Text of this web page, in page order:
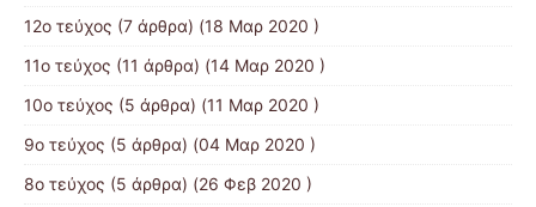
12ο τεύχος (7 άρθρα) (18 Μαρ 2020 )
11ο τεύχος (11 άρθρα) (14 Μαρ 2020 )
10ο τεύχος (5 άρθρα) (11 Μαρ 2020 )
9ο τεύχος (5 άρθρα) (04 Μαρ 2020 )
8ο τεύχος (5 άρθρα) (26 Φεβ 2020 )